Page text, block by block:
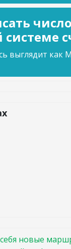
выглядит как
новые